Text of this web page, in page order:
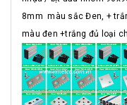
8mm màu sắc Đen, +
màu đen +trắng đủ loại